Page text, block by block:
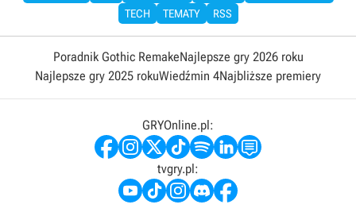
TECH
TEMATY RSS
Poradnik Gothic RemakeNajlepsze gry 2026 roku
Najlepsze gry 2025 rokuWiedźmin 4Najbliższe premiery
GRYOnline.pl:
tvgry.pl: